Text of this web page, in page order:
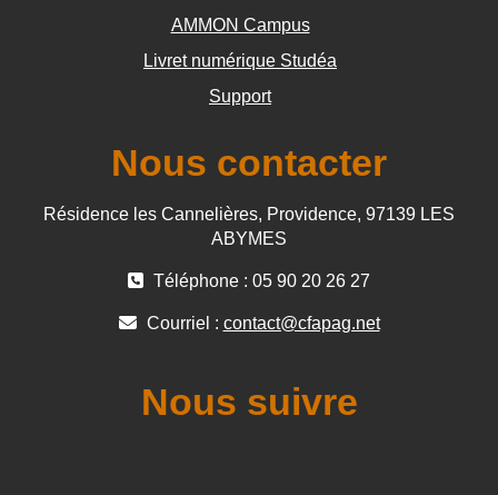
AMMON Campus
Livret numérique Studéa
Support
Nous contacter
Résidence les Cannelières, Providence, 97139 LES
ABYMES
Téléphone : 05 90 20 26 27
Courriel : contact@cfapag.net
Nous suivre